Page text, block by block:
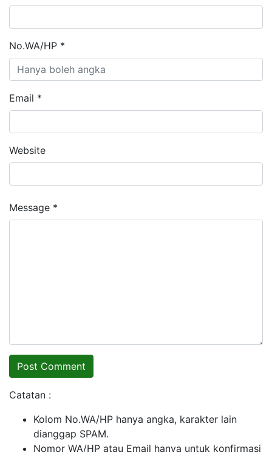
No.WA/HP *
Email *
Website
Message *
Catatan :
Kolom No.WA/HP hanya angka, karakter lain
dianggap SPAM.
Nomor WA/HP atau Email hanya untuk konfirmasi